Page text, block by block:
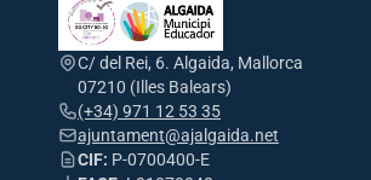
C/ del Rei, 6. Algaida, Mallorca
07210 (Illes Balears)
(+34) 971 12 53 35
ajuntament@ajalgaida.net
CIF: P-0700400-E